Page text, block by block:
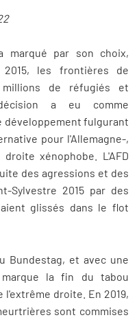
marqué par son choix,
les frontières de
de réfugiés et
a eu comme
développement fulgurant
pour l'Allemagne-,
xénophobe. L'AFD
des agressions et des
Sylvestre 2015 par des
glissés dans le flot
Bundestag, et avec une
la fin du tabou
droite. En 2019,
sont commises